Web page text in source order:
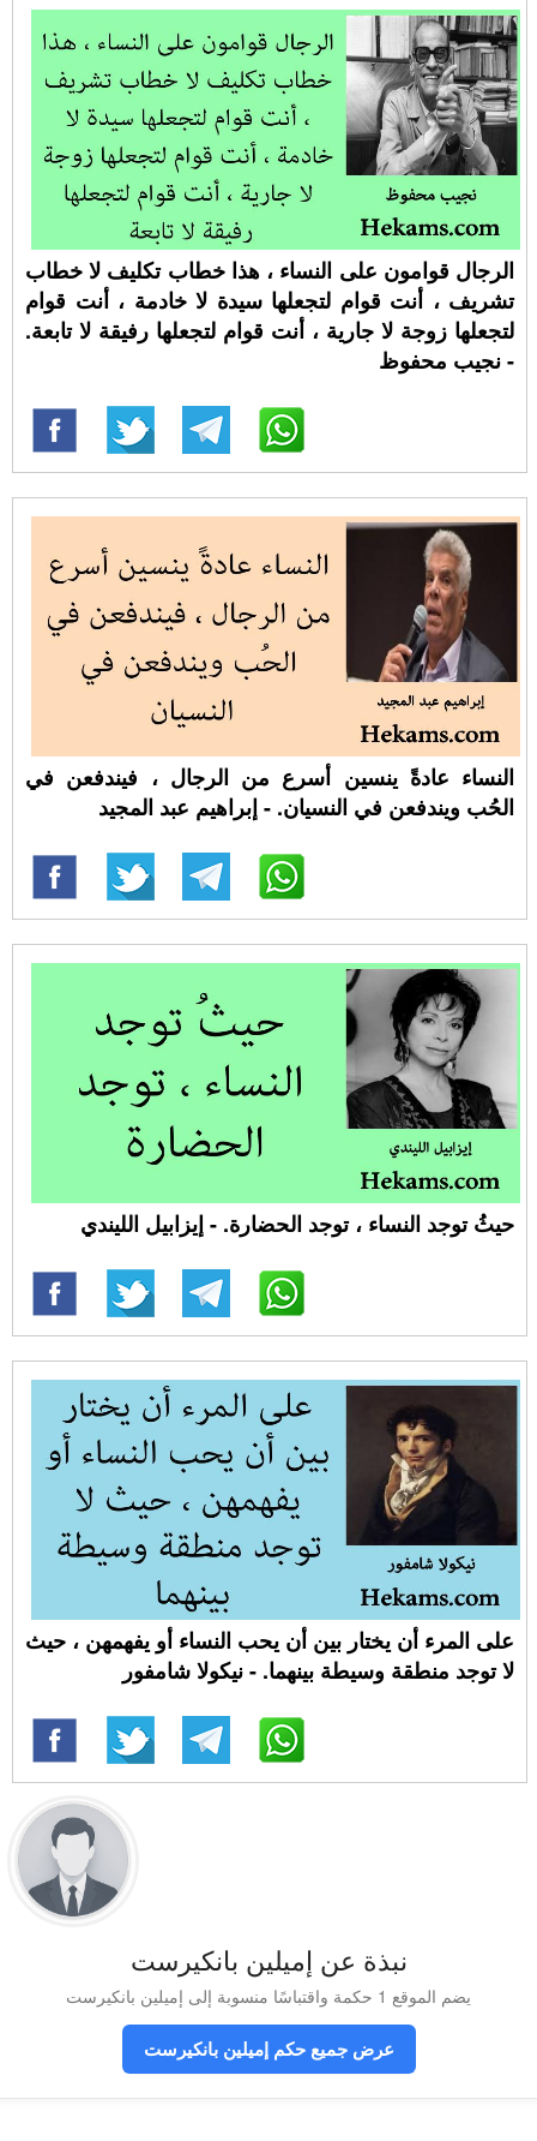
الرجال قوامون على النساء ، هذا خطاب تكليف لا خطاب
تشريف ، أنت قوام لتجعلها سيدة لا خادمة ، أنت قوام
لتجعلها زوجة لا جارية ، أنت قوام لتجعلها رفيقة لا تابعة.
- نجيب محفوظ
النساء عادةً ينسين أسرع من الرجال ، فيندفعن في
الحُب ويندفعن في النسيان. - إبراهيم عبد المجيد
حيثُ توجد النساء ، توجد الحضارة. - إيزابيل الليندي
على المرء أن يختار بين أن يحب النساء أو يفهمهن ، حيث
لا توجد منطقة وسيطة بينهما. - نيكولا شامفور
نبذة عن إميلين بانكيرست
يضم الموقع 1 حكمة واقتباسًا منسوبة إلى إميلين بانكيرست
عرض جميع حكم إميلين بانكيرست